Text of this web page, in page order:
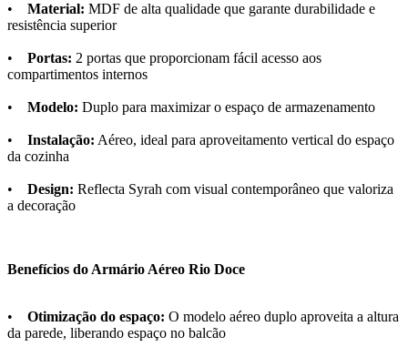
• Material: MDF de alta qualidade que garante durabilidade e
resistência superior
• Portas: 2 portas que proporcionam fácil acesso aos
compartimentos internos
• Modelo: Duplo para maximizar o espaço de armazenamento
• Instalação: Aéreo, ideal para aproveitamento vertical do espaço
da cozinha
• Design: Reflecta Syrah com visual contemporâneo que valoriza
a decoração
Benefícios do Armário Aéreo Rio Doce
• Otimização do espaço: O modelo aéreo duplo aproveita a altura
da parede, liberando espaço no balcão